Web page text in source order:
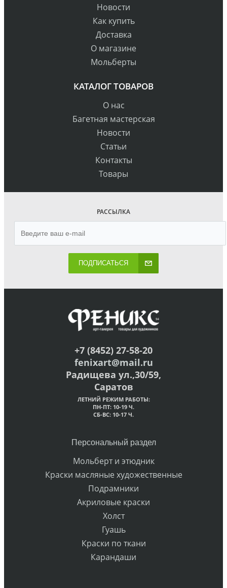
Новости
Как купить
Доставка
О магазине
Мольберты
КАТАЛОГ ТОВАРОВ
О нас
Багетная мастерская
Новости
Статьи
Контакты
Товары
РАССЫЛКА
ПОДПИСАТЬСЯ
+7 (8452) 27-58-20
fenixart@mail.ru
Радищева ул.,30/59,
Саратов
ЛЕТНИЙ РЕЖИМ РАБОТЫ:
ПН-ПТ: 10-19 Ч.
СБ-ВС: 10-17 Ч.
Персональный раздел
Мольберт и этюдник
Краски масляные художественные
Подрамники
Акриловые краски
Холст
Гуашь
Краски по ткани
Карандаши